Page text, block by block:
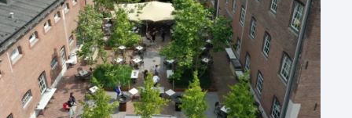
10 of meer zalen
Aantal personen
1 - 50 personen
50 - 100 personen
100 - 250 personen